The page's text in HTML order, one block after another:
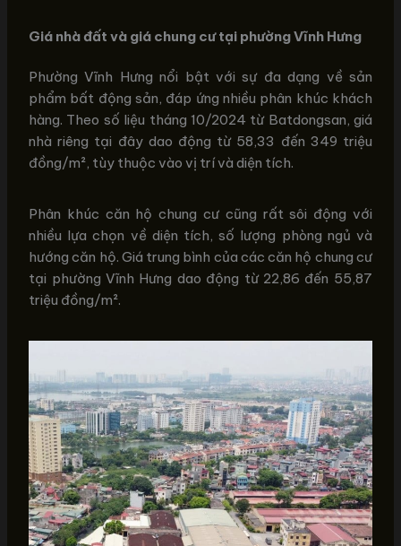
Giá nhà đất và giá chung cư tại phường Vĩnh Hưng
Phường Vĩnh Hưng nổi bật với sự đa dạng về sản
phẩm bất động sản, đáp ứng nhiều phân khúc khách
hàng. Theo số liệu tháng 10/2024 từ Batdongsan, giá
nhà riêng tại đây dao động từ 58,33 đến 349 triệu
đồng/m², tùy thuộc vào vị trí và diện tích.
Phân khúc căn hộ chung cư cũng rất sôi động với
nhiều lựa chọn về diện tích, số lượng phòng ngủ và
hướng căn hộ. Giá trung bình của các căn hộ chung cư
tại phường Vĩnh Hưng dao động từ 22,86 đến 55,87
triệu đồng/m².